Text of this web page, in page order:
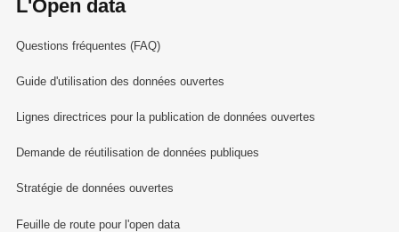
L'Open data
Questions fréquentes (FAQ)
Guide d'utilisation des données ouvertes
Lignes directrices pour la publication de données ouvertes
Demande de réutilisation de données publiques
Stratégie de données ouvertes
Feuille de route pour l'open data